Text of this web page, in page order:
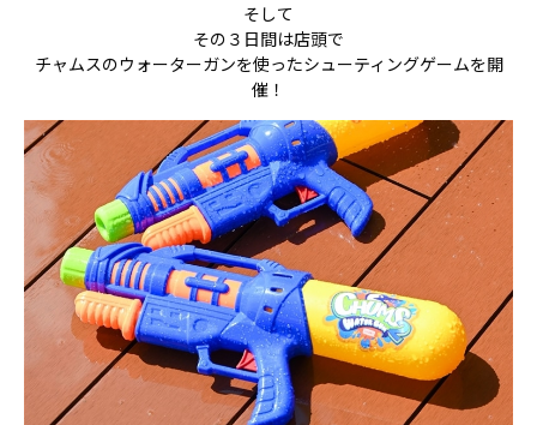
そして
その３日間は店頭で
チャムスのウォーターガンを使ったシューティングゲームを開
催！